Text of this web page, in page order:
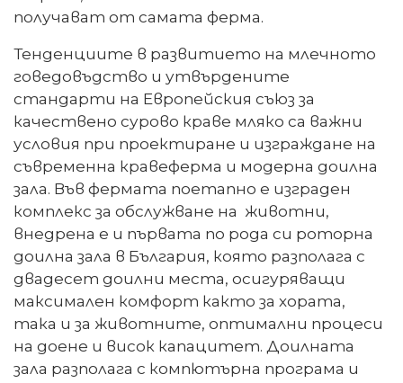
получават от самата ферма.
Тенденциите в развитието на млечното
говедовъдство и утвърдените
стандарти на Европейския съюз за
качествено сурово краве мляко са важни
условия при проектиране и изграждане на
съвременна кравеферма и модерна доилна
зала. Във фермата поетапно е изграден
комплекс за обслужване на животни,
внедрена е и първата по рода си роторна
доилна зала в България, която разполага с
двадесет доилни места, осигуряващи
максимален комфорт както за хората,
така и за животните, оптимални процеси
на доене и висок капацитет. Доилната
зала разполага с компютърна програма и